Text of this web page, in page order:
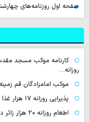
صفحه اول روزنامه‌های چهارشنبه ۱۴ مرداد
روزانه…
موکب امامزادگان قم
پذیرایی روزانه ۱۷ هزار غذا در موکب امامزادگان قم
اطعام روزانه ۲۰ هزار زائر در حرم بانوی کرامت تا پایان ماه صفر